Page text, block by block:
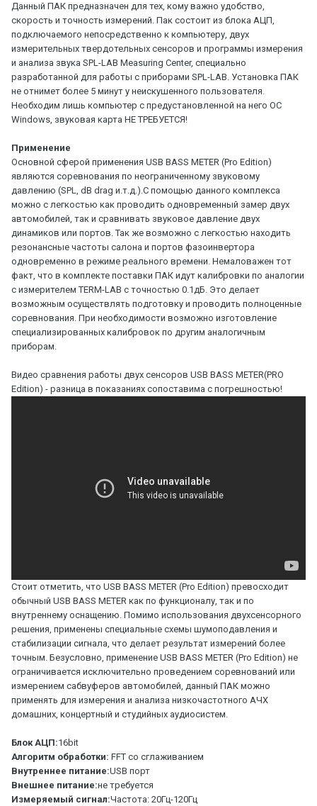
Данный ПАК предназначен для тех, кому важно удобство,
скорость и точность измерений. Пак состоит из блока АЦП,
подключаемого непосредственно к компьютеру, двух
измерительных твердотельных сенсоров и программы измерения
и анализа звука SPL-LAB Measuring Center, специально
разработанной для работы с приборами SPL-LAB. Установка ПАК
не отнимет более 5 минут у неискушенного пользователя.
Необходим лишь компьютер с предустановленной на него ОС
Windows, звуковая карта НЕ ТРЕБУЕТСЯ!
Применение
Основной сферой применения USB BASS METER (Pro Edition)
являются соревнования по неограниченному звуковому
давлению (SPL, dB drag и.т.д.).С помощью данного комплекса
можно с легкостью как проводить одновременный замер двух
автомобилей, так и сравнивать звуковое давление двух
динамиков или портов. Так же возможно с легкостью находить
резонансные частоты салона и портов фазоинвертора
одновременно в режиме реального времени. Немаловажен тот
факт, что в комплекте поставки ПАК идут калибровки по аналогии
с измерителем TERM-LAB с точностью 0.1дБ. Это делает
возможным осуществлять подготовку и проводить полноценные
соревнования. При необходимости возможно изготовление
специализированных калибровок по другим аналогичным
приборам.
Видео сравнения работы двух сенсоров USB BASS METER(PRO
Edition) - разница в показаниях сопоставима с погрешностью!
Стоит отметить, что USB BASS METER (Pro Edition) превосходит
обычный USB BASS METER как по функционалу, так и по
внутреннему оснащению. Помимо использования двухсенсорного
решения, применены специальные схемы шумоподавления и
стабилизации сигнала, что делает результат измерений более
точным. Безусловно, применение USB BASS METER (Pro Edition) не
ограничивается исключительно проведением соревнований или
измерением сабвуферов автомобилей, данный ПАК можно
применять для измерения и анализа низкочастотного АЧХ
домашних, концертный и студийных аудиосистем.
Блок АЦП:16bit
Алгоритм обработки: FFT со сглаживанием
Внутреннее питание:USB порт
Внешнее питание:не требуется
Измеряемый сигнал:Частота: 20Гц-120Гц